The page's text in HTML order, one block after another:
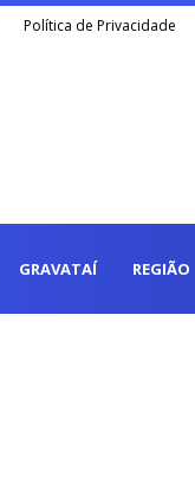
Política de Privacidade
GRAVATAÍ REGIÃO